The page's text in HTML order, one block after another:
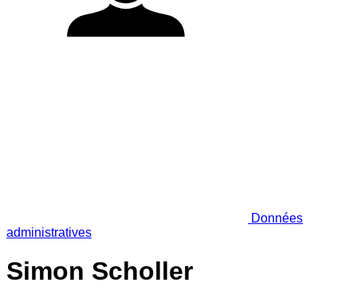
Données
administratives
Simon Scholler